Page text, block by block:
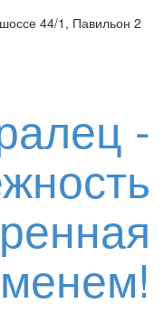
44/1, Павильон 2
-